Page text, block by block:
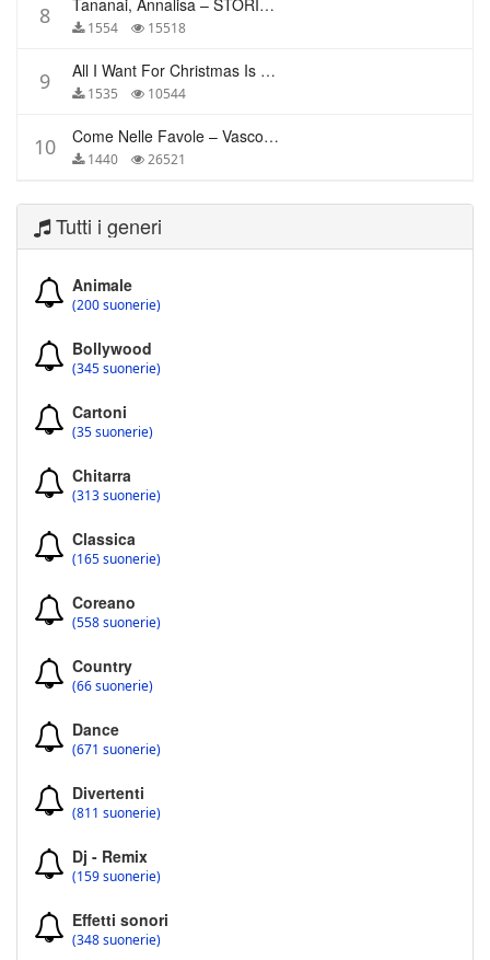
8 Tananai, Annalisa – STORIE BREVI
1554 15518
9 All I Want For Christmas Is You – Mariah Carey
1535 10544
10 Come Nelle Favole – Vasco Rossi
1440 26521
Tutti i generi
Animale
(200 suonerie)
Bollywood
(345 suonerie)
Cartoni
(35 suonerie)
Chitarra
(313 suonerie)
Classica
(165 suonerie)
Coreano
(558 suonerie)
Country
(66 suonerie)
Dance
(671 suonerie)
Divertenti
(811 suonerie)
Dj - Remix
(159 suonerie)
Effetti sonori
(348 suonerie)